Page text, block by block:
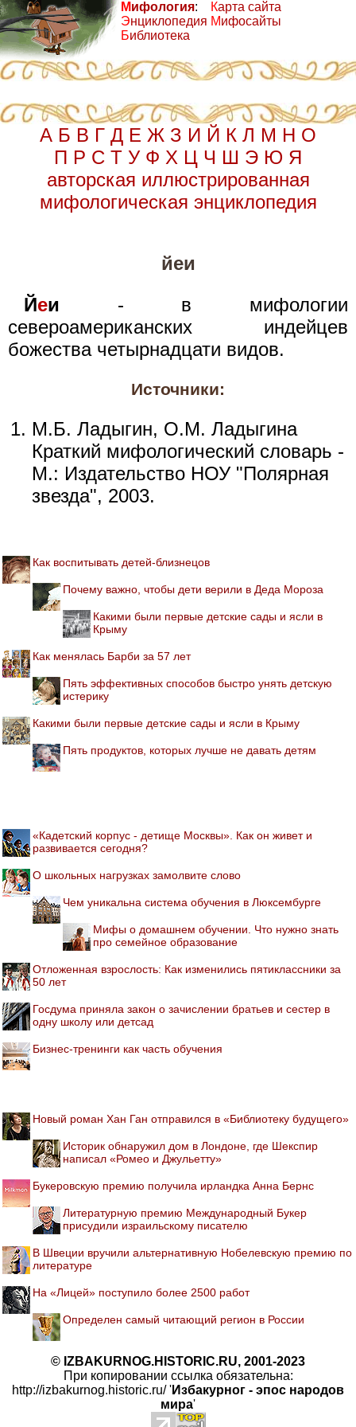
Мифология:
Энциклопедия
Библиотека
Карта сайта
Мифосайты
А Б В Г Д Е Ж З И Й К Л М Н О
П Р С Т У Ф Х Ц Ч Ш Э Ю Я
авторская иллюстрированная
мифологическая энциклопедия
йеи
Йеи - в мифологии
североамериканских индейцев
божества четырнадцати видов.
Источники:
М.Б. Ладыгин, О.М. Ладыгина
Краткий мифологический словарь -
М.: Издательство НОУ "Полярная
звезда", 2003.
Как воспитывать детей-близнецов
Почему важно, чтобы дети верили в Деда Мороза
Какими были первые детские сады и ясли в
Крыму
Как менялась Барби за 57 лет
Пять эффективных способов быстро унять детскую
истерику
Какими были первые детские сады и ясли в Крыму
Пять продуктов, которых лучше не давать детям
«Кадетский корпус - детище Москвы». Как он живет и
развивается сегодня?
О школьных нагрузках замолвите слово
Чем уникальна система обучения в Люксембурге
Мифы о домашнем обучении. Что нужно знать
про семейное образование
Отложенная взрослость: Как изменились пятиклассники за
50 лет
Госдума приняла закон о зачислении братьев и сестер в
одну школу или детсад
Бизнес-тренинги как часть обучения
Новый роман Хан Ган отправился в «Библиотеку будущего»
Историк обнаружил дом в Лондоне, где Шекспир
написал «Ромео и Джульетту»
Букеровскую премию получила ирландка Анна Бернс
Литературную премию Международный Букер
присудили израильскому писателю
В Швеции вручили альтернативную Нобелевскую премию по
литературе
На «Лицей» поступило более 2500 работ
Определен самый читающий регион в России
© IZBAKURNOG.HISTORIC.RU, 2001-2023
При копировании ссылка обязательна:
http://izbakurnog.historic.ru/ 'Избакурног - эпос народов
мира'